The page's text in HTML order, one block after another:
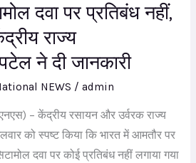
दवा पर प्रतिबंध नहीं,
राज्य
ने दी जानकारी
NEWS / admin
– केंद्रीय रसायन और उर्वरक राज्य
को स्पष्ट किया कि भारत में आमतौर पर
दवा पर कोई प्रतिबंध नहीं लगाया गया